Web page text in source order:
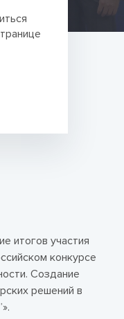
итогов участия
конкурсе
Создание
решений в